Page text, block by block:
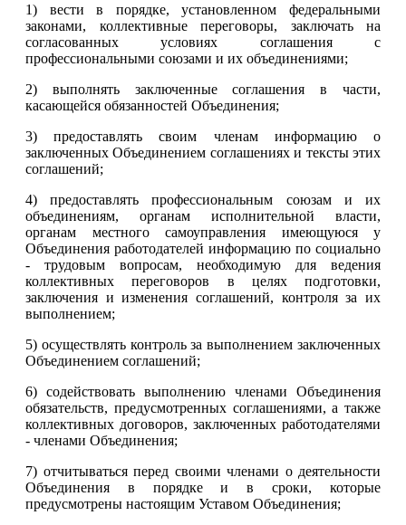
1) вести в порядке, установленном федеральными
законами, коллективные переговоры, заключать на
согласованных условиях соглашения с
профессиональными союзами и их объединениями;
2) выполнять заключенные соглашения в части,
касающейся обязанностей Объединения;
3) предоставлять своим членам информацию о
заключенных Объединением соглашениях и тексты этих
соглашений;
4) предоставлять профессиональным союзам и их
объединениям, органам исполнительной власти,
органам местного самоуправления имеющуюся у
Объединения работодателей информацию по социально
- трудовым вопросам, необходимую для ведения
коллективных переговоров в целях подготовки,
заключения и изменения соглашений, контроля за их
выполнением;
5) осуществлять контроль за выполнением заключенных
Объединением соглашений;
6) содействовать выполнению членами Объединения
обязательств, предусмотренных соглашениями, а также
коллективных договоров, заключенных работодателями
- членами Объединения;
7) отчитываться перед своими членами о деятельности
Объединения в порядке и в сроки, которые
предусмотрены настоящим Уставом Объединения;